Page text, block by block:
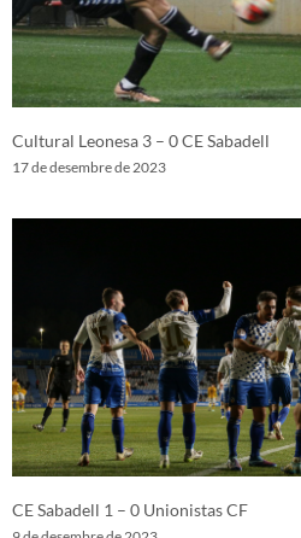
Cultural Leonesa 3 – 0 CE Sabadell
17 de desembre de 2023
CE Sabadell 1 – 0 Unionistas CF